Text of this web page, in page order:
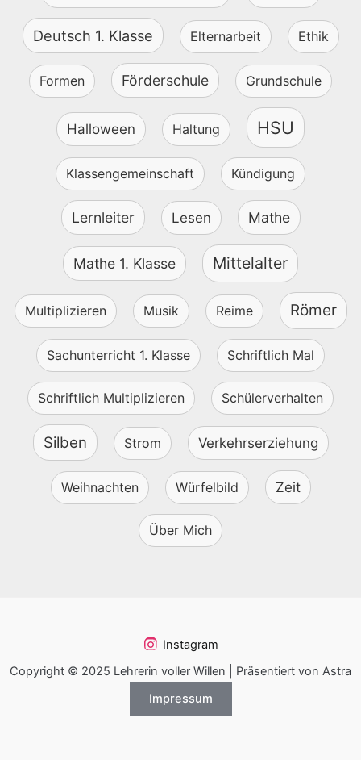
Deutsch 1. Klasse Elternarbeit Ethik
Formen Förderschule Grundschule
Halloween Haltung HSU
Klassengemeinschaft Kündigung
Lernleiter Lesen Mathe
Mathe 1. Klasse Mittelalter
Multiplizieren Musik Reime Römer
Sachunterricht 1. Klasse Schriftlich Mal
Schriftlich Multiplizieren Schülerverhalten
Silben Strom Verkehrserziehung
Weihnachten Würfelbild Zeit
Über Mich
Instagram
Copyright © 2025 Lehrerin voller Willen | Präsentiert von Astra
Impressum